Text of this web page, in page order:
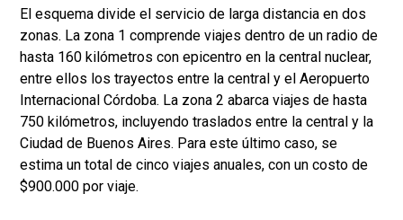
El esquema divide el servicio de larga distancia en dos
zonas. La zona 1 comprende viajes dentro de un radio de
hasta 160 kilómetros con epicentro en la central nuclear,
entre ellos los trayectos entre la central y el Aeropuerto
Internacional Córdoba. La zona 2 abarca viajes de hasta
750 kilómetros, incluyendo traslados entre la central y la
Ciudad de Buenos Aires. Para este último caso, se
estima un total de cinco viajes anuales, con un costo de
$900.000 por viaje.